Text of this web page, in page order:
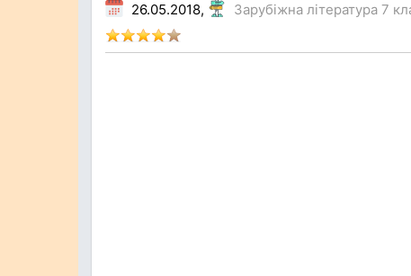
26.05.2018, Зарубiжна лiтература 7